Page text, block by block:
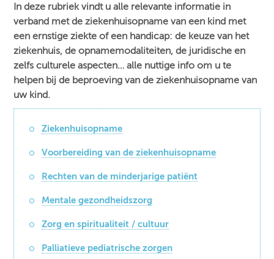
In deze rubriek vindt u alle relevante informatie in
verband met de ziekenhuisopname van een kind met
een ernstige ziekte of een handicap: de keuze van het
ziekenhuis, de opnamemodaliteiten, de juridische en
zelfs culturele aspecten… alle nuttige info om u te
helpen bij de beproeving van de ziekenhuisopname van
uw kind.
Ziekenhuisopname
Voorbereiding van de ziekenhuisopname
Rechten van de minderjarige patiënt
Mentale gezondheidszorg
Zorg en spiritualiteit / cultuur
Palliatieve pediatrische zorgen